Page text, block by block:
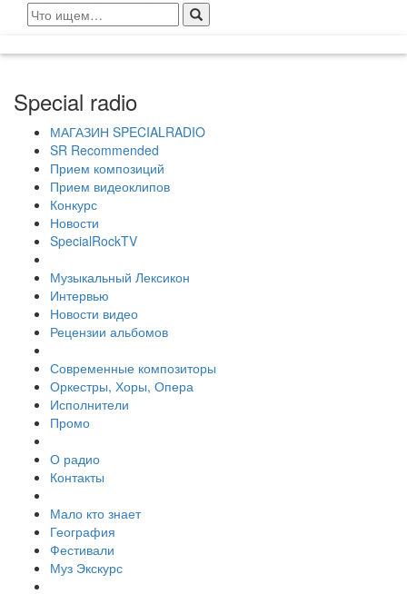
Search
for:
Special radio
МАГАЗИН SPECIALRADIO
SR Recommended
Прием композиций
Прием видеоклипов
Конкурс
Новости
SpecialRockTV
Музыкальный Лексикон
Интервью
Новости видео
Рецензии альбомов
Современные композиторы
Оркестры, Хоры, Опера
Исполнители
Промо
О радио
Контакты
Мало кто знает
География
Фестивали
Муз Экскурс